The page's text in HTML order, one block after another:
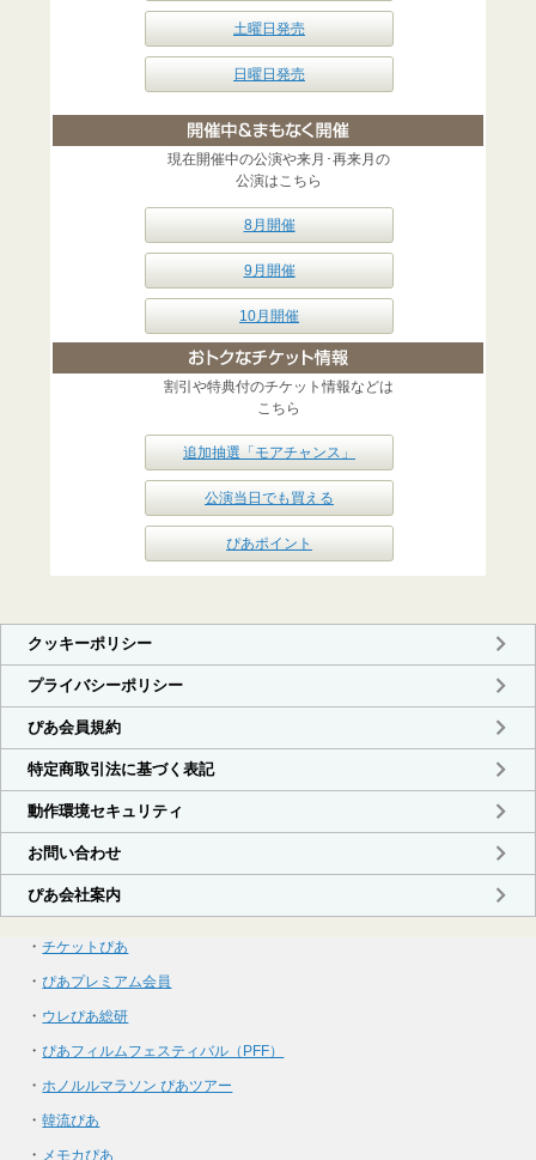
土曜日発売
日曜日発売
現在開催中の公演や来月･再来月の
公演はこちら
8月開催
9月開催
10月開催
割引や特典付のチケット情報などは
こちら
追加抽選「モアチャンス」
公演当日でも買える
ぴあポイント
・チケットぴあ
・ぴあプレミアム会員
・ ウレぴあ総研
・ぴあフィルムフェスティバル（PFF）
・ ホノルルマラソン ぴあツアー
・韓流ぴあ
・ メモカぴあ